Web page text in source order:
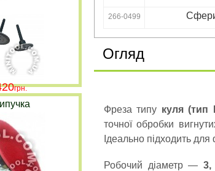
266-0499
Огляд
Фреза типу куля (тип
точної обробки
Ідеально підходить для
Робочий діаметр —